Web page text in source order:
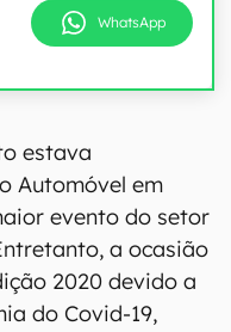
WhatsApp